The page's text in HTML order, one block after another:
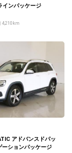
インパッケージ
4,210km
アドバンスドパッ
ーションパッケージ